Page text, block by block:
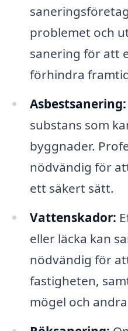
problemet och
sanering för att
förhindra
Asbestsanering:
substans som
byggnader.
nödvändig för
ett säkert sätt.
Vattenskador:
eller läcka kan
nödvändig för
fastigheten,
mögel och